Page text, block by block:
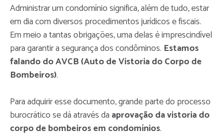
Administrar um condomínio significa, além de tudo, estar
em dia com diversos procedimentos jurídicos e fiscais.
Em meio a tantas obrigações, uma delas é imprescindível
para garantir a segurança dos condôminos. Estamos
falando do AVCB (Auto de Vistoria do Corpo de
Bombeiros).
Para adquirir esse documento, grande parte do processo
burocrático se dá através da aprovação da vistoria do
corpo de bombeiros em condomínios.